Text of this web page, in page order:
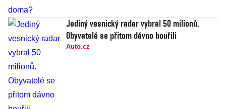
Jediný vesnický radar vybral 50 milionů.
Obyvatelé se přitom dávno bouřili
Auto.cz